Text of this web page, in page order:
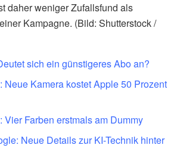
daher weniger Zufallsfund als
Kampagne. (Bild: Shutterstock /
sich ein günstigeres Abo an?
Neue Kamera kostet Apple 50 Prozent
Vier Farben erstmals am Dummy
Neue Details zur KI-Technik hinter